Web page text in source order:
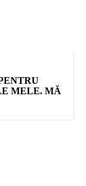
MELE. MĂ